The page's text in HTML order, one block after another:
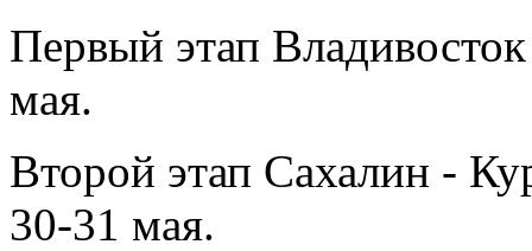
Первый этап
мая.
Второй этап Сахалин -
30-31 мая.